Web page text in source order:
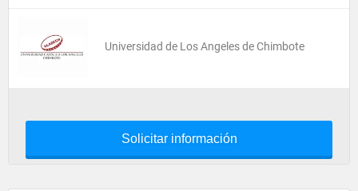
Universidad de Los Angeles de Chimbote
Solicitar información